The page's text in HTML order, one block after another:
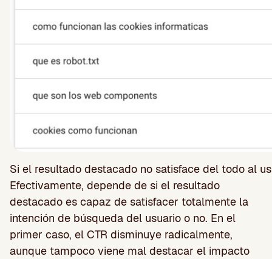
Si el resultado destacado no satisface del todo al
Efectivamente, depende de si el resultado
destacado es capaz de satisfacer totalmente la
intención de búsqueda del usuario o no. En el
primer caso, el CTR disminuye radicalmente,
aunque tampoco viene mal destacar el impacto